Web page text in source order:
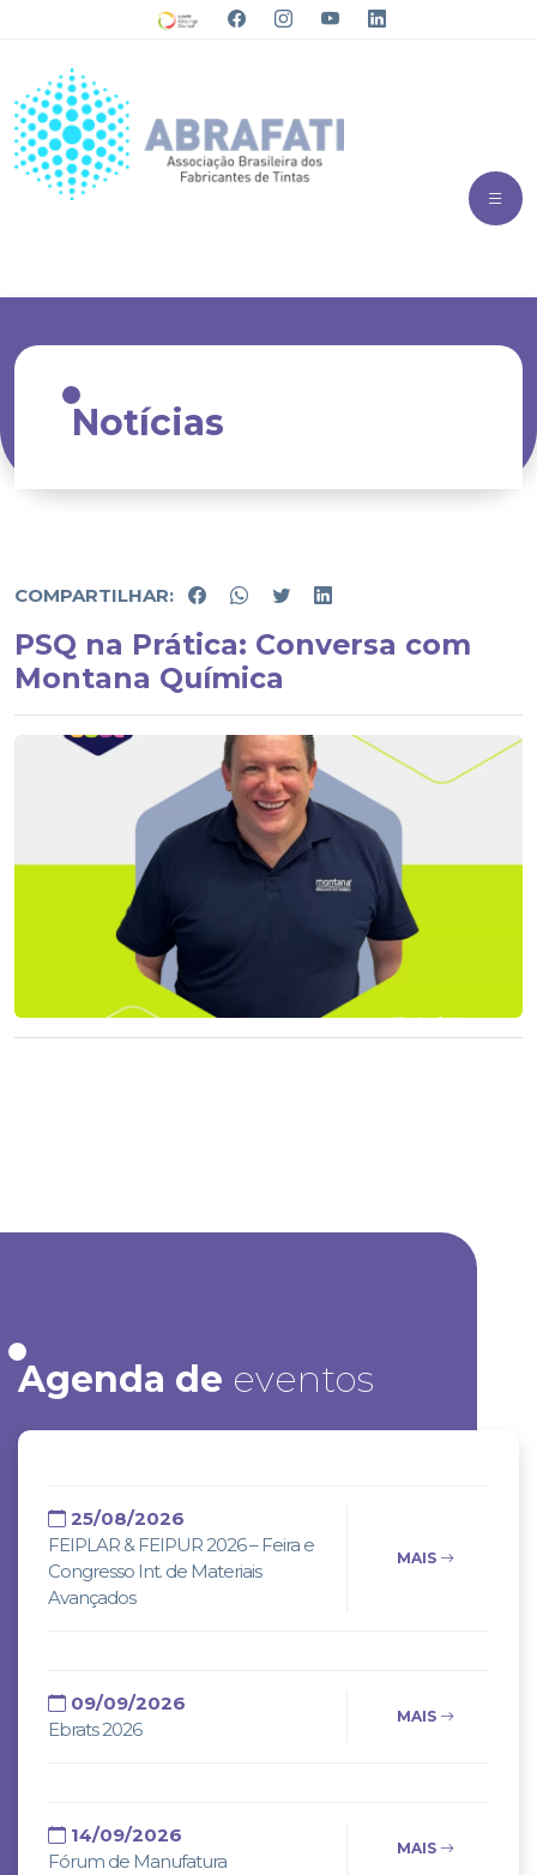
Notícias
COMPARTILHAR:
PSQ na Prática: Conversa com
Montana Química
Agenda de eventos
25/08/2026
FEIPLAR & FEIPUR 2026 – Feira e
Congresso Int. de Materiais
Avançados
MAIS
09/09/2026
Ebrats 2026
MAIS
14/09/2026
Fórum de Manufatura
MAIS